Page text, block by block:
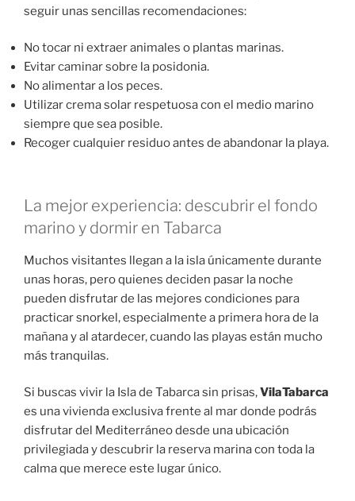
seguir unas sencillas recomendaciones:
No tocar ni extraer animales o plantas marinas.
Evitar caminar sobre la posidonia.
No alimentar a los peces.
Utilizar crema solar respetuosa con el medio marino
siempre que sea posible.
Recoger cualquier residuo antes de abandonar la playa.
La mejor experiencia: descubrir el fondo
marino y dormir en Tabarca
Muchos visitantes llegan a la isla únicamente durante
unas horas, pero quienes deciden pasar la noche
pueden disfrutar de las mejores condiciones para
practicar snorkel, especialmente a primera hora de la
mañana y al atardecer, cuando las playas están mucho
más tranquilas.
Si buscas vivir la Isla de Tabarca sin prisas,VilaTabarca
es una vivienda exclusiva frente al mar donde podrás
disfrutar del Mediterráneo desde una ubicación
privilegiada y descubrir la reserva marina con toda la
calma que merece este lugar único.